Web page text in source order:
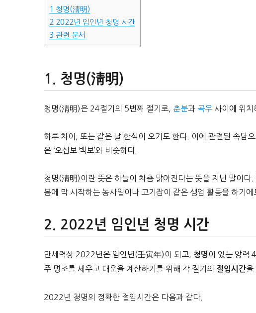
1 청명(淸明)
2 2022년 임인년 청명 시간
3 관련 문서
청명(淸明)
청명(淸明)은 24절기의 5번째 절기로, 춘분과 곡우 사이에 위
하루 차이, 또는 같은 날 한식이 오기도 한다. 이에 관련된 속담
은 ‘오십보 백보’와 비슷하다.
청명(淸明)이란 뜻은 하늘이 차츰 맑아진다는 뜻을 지닌 말이
봄에 막 시작하는 농사일이나 고기잡이 같은 생업 활동을 하기에
2022년 임인년 청명 시간
만세력상 2022년은 임인년(壬寅年)이 되고, 청명 이 있는 양력
주 명조를 세우고 대운을 계산하기를 위해 각 절기의 절입시간을
2022년 청명의 정확한 절입시간은 다음과 같다.